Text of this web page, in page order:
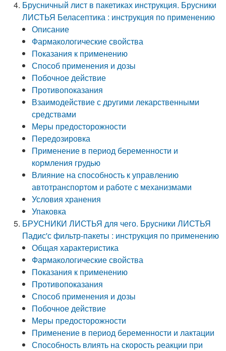
Брусничный лист в пакетиках инструкция. Брусники
ЛИСТЬЯ Беласептика : инструкция по применению
Описание
Фармакологические свойства
Показания к применению
Способ применения и дозы
Побочное действие
Противопоказания
Взаимодействие с другими лекарственными
средствами
Меры предосторожности
Передозировка
Применение в период беременности и
кормления грудью
Влияние на способность к управлению
автотранспортом и работе с механизмами
Условия хранения
Упаковка
БРУСНИКИ ЛИСТЬЯ для чего. Брусники ЛИСТЬЯ
Падис'с фильтр-пакеты : инструкция по применению
Общая характеристика
Фармакологические свойства
Показания к применению
Противопоказания
Способ применения и дозы
Побочное действие
Меры предосторожности
Применение в период беременности и лактации
Способность влиять на скорость реакции при